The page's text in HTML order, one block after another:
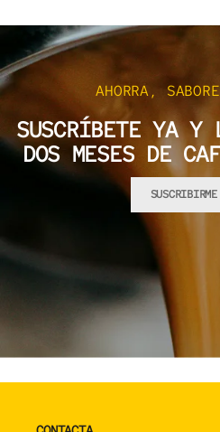
AHORRA,
SUSCRÍBETE YA Y
DOS MESES DE
SUSCRIBIRME